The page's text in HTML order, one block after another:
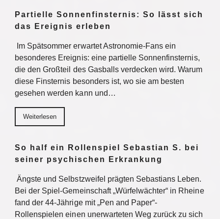
Partielle Sonnenfinsternis: So lässt sich
das Ereignis erleben
Im Spätsommer erwartet Astronomie-Fans ein
besonderes Ereignis: eine partielle Sonnenfinsternis,
die den Großteil des Gasballs verdecken wird. Warum
diese Finsternis besonders ist, wo sie am besten
gesehen werden kann und…
Weiterlesen
So half ein Rollenspiel Sebastian S. bei
seiner psychischen Erkrankung
Ängste und Selbstzweifel prägten Sebastians Leben.
Bei der Spiel-Gemeinschaft „Würfelwächter“ in Rheine
fand der 44-Jährige mit „Pen and Paper“-
Rollenspielen einen unerwarteten Weg zurück zu sich